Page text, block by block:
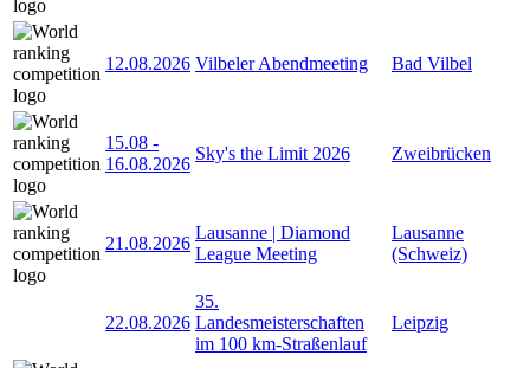
12.08.2026 Vilbeler Abendmeeting Bad Vilbel
15.08 -
16.08.2026
Sky's the Limit 2026 Zweibrücken
21.08.2026
Lausanne | Diamond
League Meeting
Lausanne
(Schweiz)
22.08.2026
35.
Landesmeisterschaften
im 100 km-Straßenlauf
Leipzig